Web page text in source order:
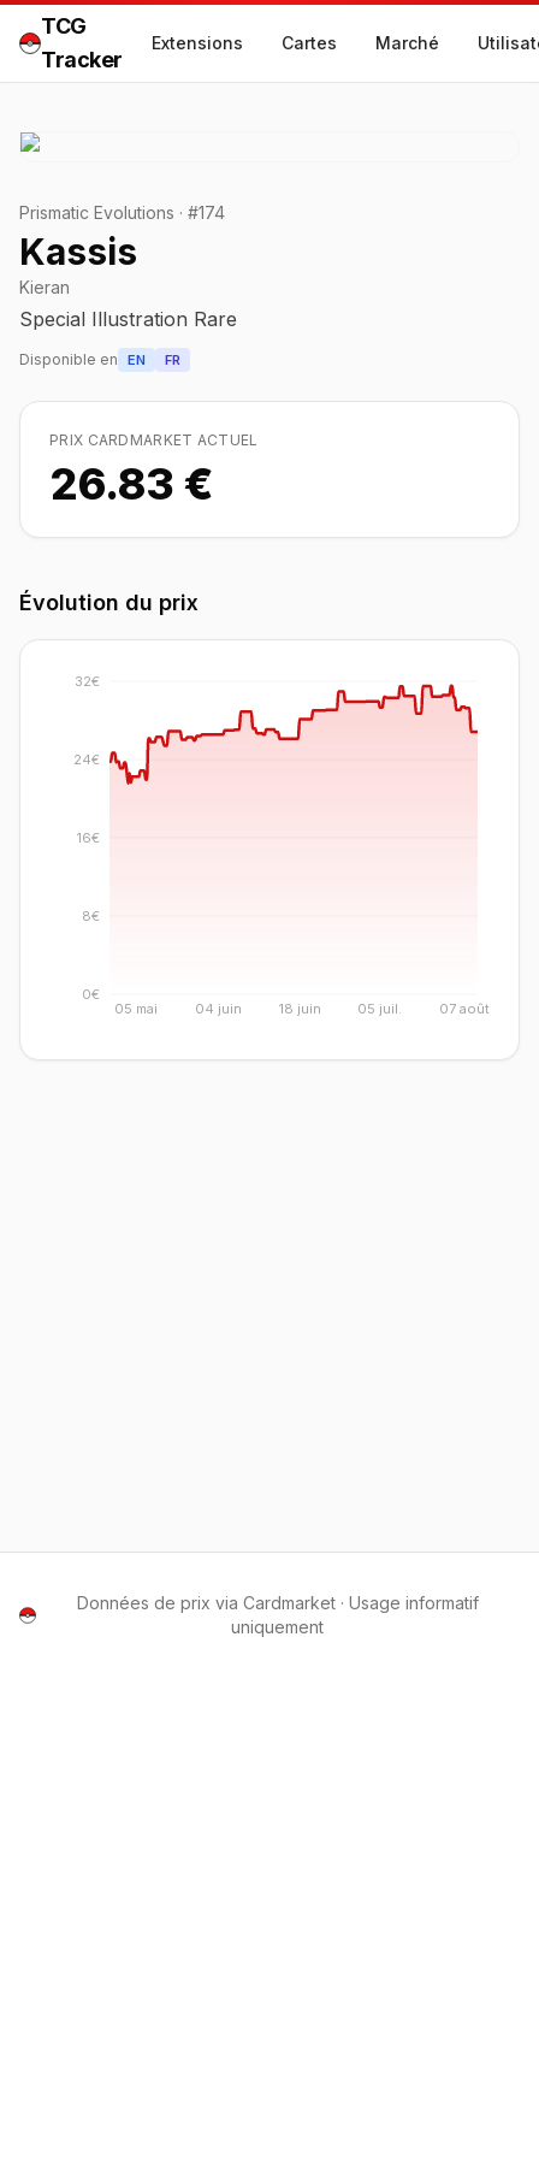
TCG
Tracker
Extensions Cartes Marché
Prismatic Evolutions · #174
Kassis
Kieran
Special Illustration Rare
Disponible en EN FR
PRIX CARDMARKET ACTUEL
26.83 €
Évolution du prix
05 mai 04 juin 18 juin 05 juil. 07 août
0€
8€
16€
24€
32€
Données de prix via Cardmarket · Usage informatif
uniquement